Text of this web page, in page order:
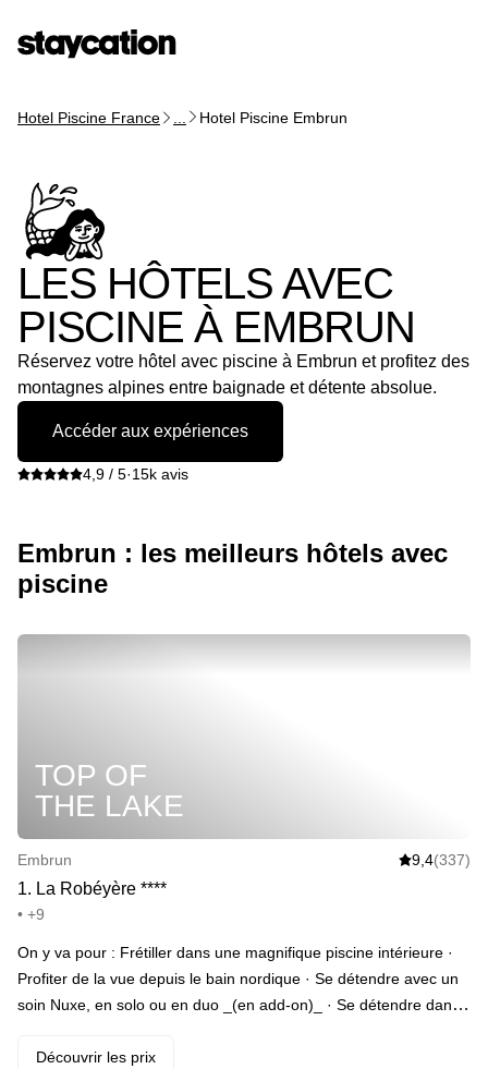
Hotel Piscine France Hotel Piscine Embrun
LES HÔTELS AVEC
PISCINE À EMBRUN
Réservez votre hôtel avec piscine à Embrun et profitez des
montagnes alpines entre baignade et détente absolue.
Accéder aux expériences
4,9 / 5·15k avis
Embrun : les meilleurs hôtels avec
piscine
TOP OF
THE LAKE
Embrun 9,4(337)
1. La Robéyère ****
• +9
On y va pour : Frétiller dans une magnifique piscine intérieure ·
Profiter de la vue depuis le bain nordique · Se détendre avec un
soin Nuxe, en solo ou en duo _(en add-on)_ · Se détendre dans
avec du prosecco à ce moment magique · Partir en balade avec
Découvrir les prix